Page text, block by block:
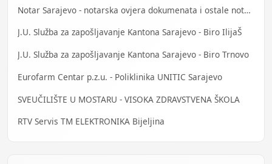
Notar Sarajevo - notarska ovjera dokumenata i ostale notarske usluge
J.U. Služba za zapošljavanje Kantona Sarajevo - Biro IlijaŠ
J.U. Služba za zapošljavanje Kantona Sarajevo - Biro Trnovo
Eurofarm Centar p.z.u. - Poliklinika UNITIC Sarajevo
SVEUČILIŠTE U MOSTARU - VISOKA ZDRAVSTVENA ŠKOLA
RTV Servis TM ELEKTRONIKA Bijeljina